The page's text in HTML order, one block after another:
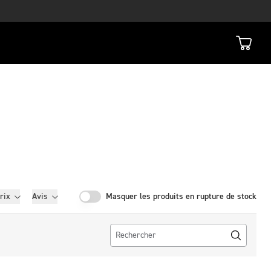
Avis Masquer les produits en rupture de stock